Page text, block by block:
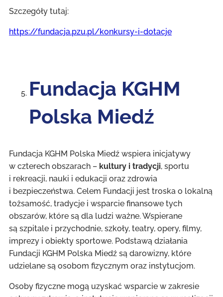
Szczegóły tutaj:
https://fundacja.pzu.pl/konkursy-i-dotacje
Fundacja KGHM
Polska Miedź
Fundacja KGHM Polska Miedź wspiera inicjatywy
w czterech obszarach – kultury i tradycji, sportu
i rekreacji, nauki i edukacji oraz zdrowia
i bezpieczeństwa. Celem Fundacji jest troska o lokalną
tożsamość, tradycje i wsparcie finansowe tych
obszarów, które są dla ludzi ważne. Wspierane
są szpitale i przychodnie, szkoły, teatry, opery, filmy,
imprezy i obiekty sportowe. Podstawą działania
Fundacji KGHM Polska Miedź są darowizny, które
udzielane są osobom fizycznym oraz instytucjom.
Osoby fizyczne mogą uzyskać wsparcie w zakresie